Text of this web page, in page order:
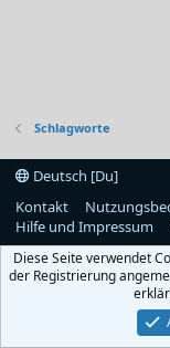
Schlagworte
Deutsch [Du]
Kontakt
Hilfe und Impressum
Diese Seite verwendet
der Registrierung